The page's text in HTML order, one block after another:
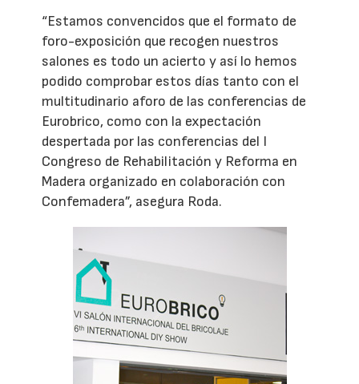
“Estamos convencidos que el formato de
foro-exposición que recogen nuestros
salones es todo un acierto y así lo hemos
podido comprobar estos días tanto con el
multitudinario aforo de las conferencias de
Eurobrico, como con la expectación
despertada por las conferencias del I
Congreso de Rehabilitación y Reforma en
Madera organizado en colaboración con
Confemadera”, asegura Roda.